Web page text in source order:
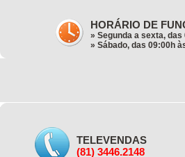
HORÁRIO DE
» Segunda a sexta,
» Sábado, das 09:00h
TELEVENDAS
(81) 3446.2148